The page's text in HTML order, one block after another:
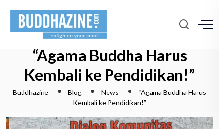
“Agama Buddha Harus
Kembali ke Pendidikan!”
Buddhazine Blog News
“Agama Buddha Harus
Kembali ke Pendidikan!”